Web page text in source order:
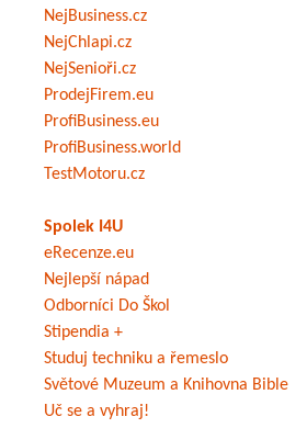
NejBusiness.cz
NejChlapi.cz
NejSenioři.cz
ProdejFirem.eu
ProfiBusiness.eu
ProfiBusiness.world
TestMotoru.cz
Spolek I4U
eRecenze.eu
Nejlepší nápad
Odborníci Do Škol
Stipendia +
Studuj techniku a řemeslo
Světové Muzeum a Knihovna Bible
Uč se a vyhraj!